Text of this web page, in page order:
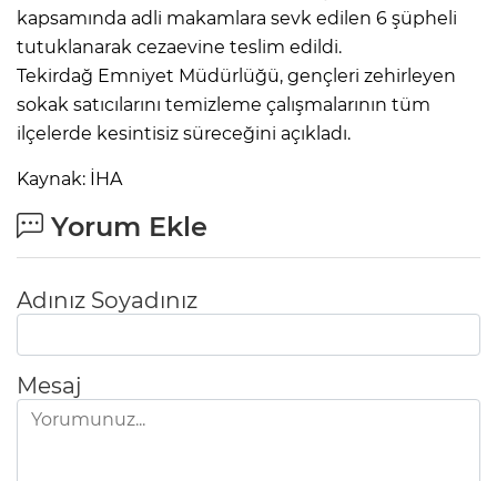
kapsamında adli makamlara sevk edilen 6 şüpheli
tutuklanarak cezaevine teslim edildi.
Tekirdağ Emniyet Müdürlüğü, gençleri zehirleyen
sokak satıcılarını temizleme çalışmalarının tüm
ilçelerde kesintisiz süreceğini açıkladı.
Kaynak: İHA
Yorum Ekle
Adınız Soyadınız
Mesaj